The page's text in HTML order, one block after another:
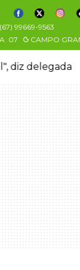
(67) 99669-9563
07 CAMPO
diz delegada